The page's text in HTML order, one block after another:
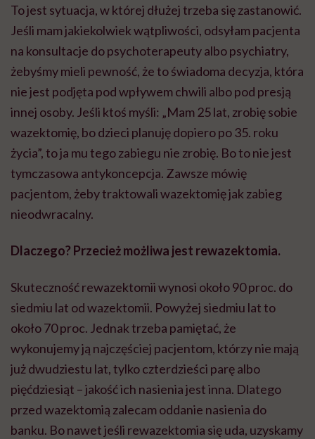
To jest sytuacja, w której dłużej trzeba się zastanowić.
Jeśli mam jakiekolwiek wątpliwości, odsyłam pacjenta
na konsultacje do psychoterapeuty albo psychiatry,
żebyśmy mieli pewność, że to świadoma decyzja, która
nie jest podjęta pod wpływem chwili albo pod presją
innej osoby. Jeśli ktoś myśli: „Mam 25 lat, zrobię sobie
wazektomię, bo dzieci planuję dopiero po 35. roku
życia”, to ja mu tego zabiegu nie zrobię. Bo to nie jest
tymczasowa antykoncepcja. Zawsze mówię
pacjentom, żeby traktowali wazektomię jak zabieg
nieodwracalny.
Dlaczego? Przecież możliwa jest rewazektomia.
Skuteczność rewazektomii wynosi około 90 proc. do
siedmiu lat od wazektomii. Powyżej siedmiu lat to
około 70 proc. Jednak trzeba pamiętać, że
wykonujemy ją najczęściej pacjentom, którzy nie mają
już dwudziestu lat, tylko czterdzieści parę albo
pięćdziesiąt – jakość ich nasienia jest inna. Dlatego
przed wazektomią zalecam oddanie nasienia do
banku. Bo nawet jeśli rewazektomia się uda, uzyskamy